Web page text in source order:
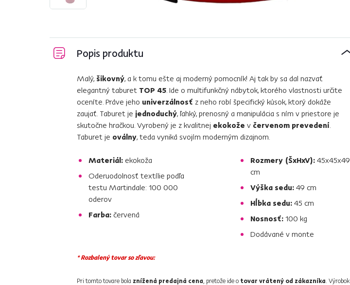
Popis produktu
Malý, šikovný, a k tomu ešte aj moderný pomocník! Aj tak by sa dal nazvať
elegantný taburet TOP 45 . Ide o multifunkčný nábytok, ktorého vlastnosti určite
oceníte. Práve jeho univerzálnosť z neho robí špecifický kúsok, ktorý dokáže
zaujať. Taburet je jednoduchý, ľahký, prenosný a manipulácia s ním v priestore je
skutočne hračkou. Vyrobený je z kvalitnej ekokože v červenom prevedení
Taburet je oválny, teda vyniká svojím moderným dizajnom.
Materiál: ekokoža
Oderuodolnosť textílie podľa
testu Martindale: 100 000
oderov
Farba: červená
Rozmery (ŠxHxV): 45x45x49
cm
Výška sedu: 49 cm
Hĺbka sedu: 45 cm
Nosnosť: 100 kg
Dodávané v monte
* Rozbalený tovar so zľavou:
Pri tomto tovare bola znížená predajná cena , pretože ide o tovar vrátený od zákazníka . Výrobok